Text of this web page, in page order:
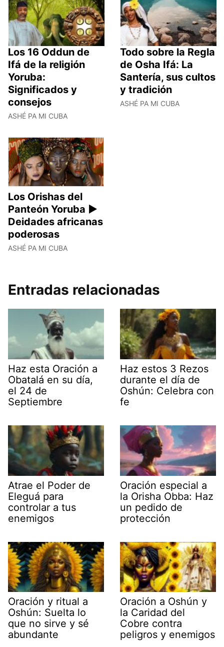
Los 16 Oddun de
Ifá de la religión
Yoruba:
Significados y
consejos
ASHÉ PA MI CUBA
Todo sobre la Regla
de Osha Ifá: La
Santería, sus cultos
y tradición
ASHÉ PA MI CUBA
Los Orishas del
Panteón Yoruba ►
Deidades africanas
poderosas
ASHÉ PA MI CUBA
Entradas relacionadas
Haz esta Oración a
Obatalá en su día,
el 24 de
Septiembre
Haz estos 3 Rezos
durante el día de
Oshún: Celebra con
fe
Atrae el Poder de
Eleguá para
controlar a tus
enemigos
Oración especial a
la Orisha Obba: Haz
un pedido de
protección
Oración y ritual a
Oshún: Suelta lo
que no sirve y sé
abundante
Oración a Oshún y
la Caridad del
Cobre contra
peligros y enemigos